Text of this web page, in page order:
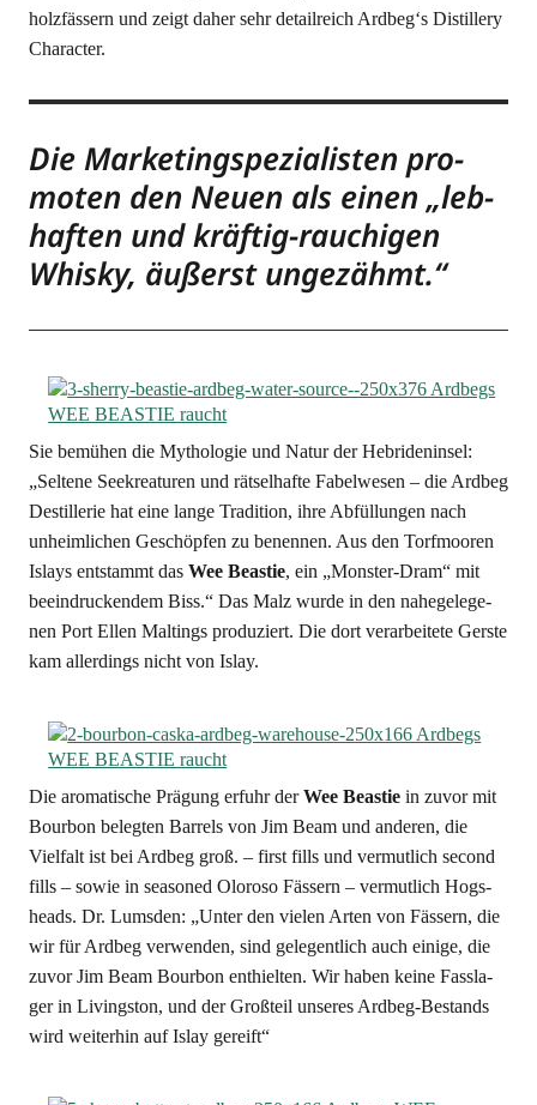
holz­fäs­sern und zeigt daher sehr detail­reich Ardbeg‘s Distil­lery
Character.
Die Mar­ke­ting­spe­zia­lis­ten pro­
mo­ten den Neu­en als einen „leb­
haf­ten und kräf­tig-rau­chi­gen
Whis­ky, äußerst ungezähmt.“
Sie bemü­hen die Mytho­lo­gie und Natur der Hebri­den­in­sel:
„Sel­te­ne See­krea­tu­ren und rät­sel­haf­te Fabel­we­sen – die Ard­beg
Destil­le­rie hat eine lan­ge Tra­di­ti­on, ihre Abfül­lun­gen nach
unheim­li­chen Geschöp­fen zu benen­nen. Aus den Torf­moo­ren
Islays ent­stammt das Wee Beas­tie, ein „Mons­ter-Dram“ mit
beein­dru­cken­dem Biss.“ Das Malz wur­de in den nahe­ge­le­ge­
nen Port Ellen Mal­tings pro­du­ziert. Die dort ver­ar­bei­te­te Gers­te
kam aller­dings nicht von Islay.
Die aro­ma­ti­sche Prä­gung erfuhr derWee Beas­tiein zuvor mit
Bour­bon beleg­ten Bar­rels von Jim Beam und ande­ren, die
Viel­falt ist bei Ard­beg groß. – first fills und ver­mut­lich second
fills – sowie in sea­so­ned Olo­ro­so Fäs­sern – ver­mut­lich Hogs­
heads. Dr. Lums­den: „Unter den vie­len Arten von Fäs­sern, die
wir für Ard­beg ver­wen­den, sind gele­gent­lich auch eini­ge, die
zuvor Jim Beam Bour­bon ent­hiel­ten. Wir haben kei­ne Fass­la­
ger in Living­ston, und der Groß­teil unse­res Ard­beg-Bestands
wird wei­ter­hin auf Islay gereift“